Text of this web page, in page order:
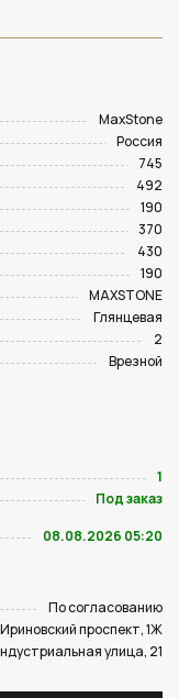
MaxStone
Россия
745
492
190
370
430
190
MAXSTONE
Глянцевая
2
Врезной
1
Под заказ
08.08.2026 05:20
По согласованию
Ириновский проспект, 1Ж
улица, 21